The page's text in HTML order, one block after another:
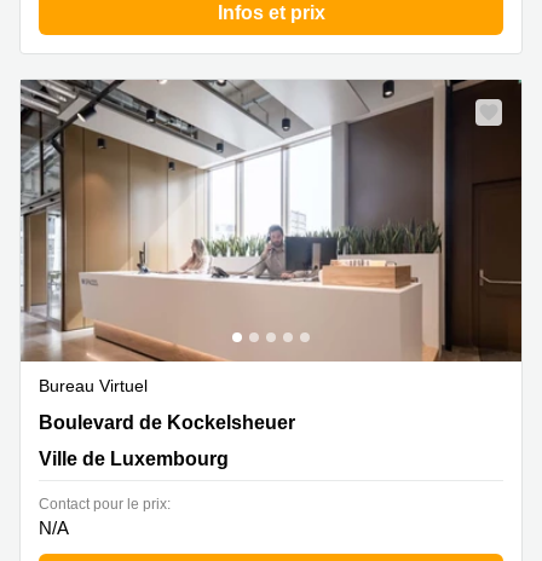
Infos et prix
Bureau Virtuel
18 Boulevard de Kockelsheuer, Ville de Luxembourg
Boulevard de Kockelsheuer
Ville de Luxembourg
Contact pour le prix:
N/A